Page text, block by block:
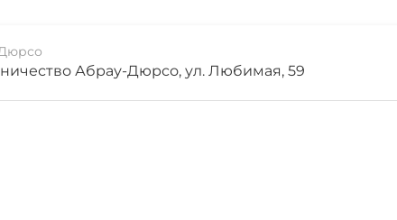
Абрау-Дюрсо, ул. Любимая, 59